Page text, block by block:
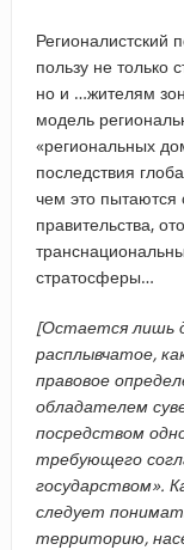
пользу не только
но и …жителям
модель
«региональных
последствия
чем это пытаются
правительства,
стратосферы…
[Остается лишь
расплывчатое,
правовое
обладателем
посредством
требующего
государством».
следует
территорию,